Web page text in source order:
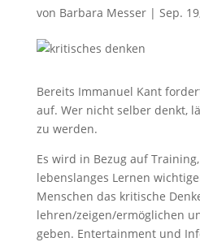
von Barbara Messer| Sep.
Bereits Immanuel Kant
auf. Wer nicht selber denkt,
zu werden.
Es wird in Bezug auf
lebenslanges Lernen
Menschen das kritische
lehren/zeigen/ermöglichen
geben. Entertainment und